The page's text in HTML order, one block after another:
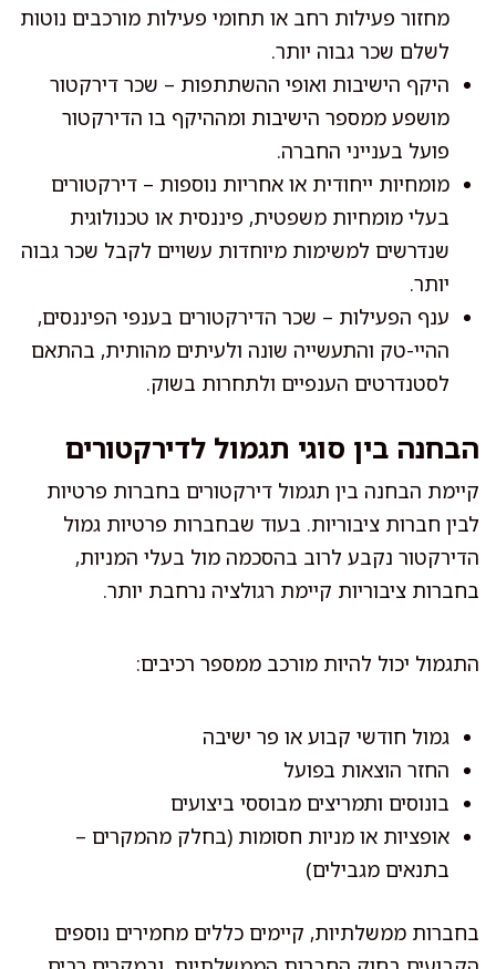
מחזור פעילות רחב או תחומי פעילות מורכבים נוטות
לשלם שכר גבוה יותר.
היקף הישיבות ואופי ההשתתפות – שכר דירקטור
מושפע ממספר הישיבות ומההיקף בו הדירקטור
פועל בענייני החברה.
מומחיות ייחודית או אחריות נוספות – דירקטורים
בעלי מומחיות משפטית, פיננסית או טכנולוגית
שנדרשים למשימות מיוחדות עשויים לקבל שכר גבוה
יותר.
ענף הפעילות – שכר הדירקטורים בענפי הפיננסים,
ההיי-טק והתעשייה שונה ולעיתים מהותית, בהתאם
לסטנדרטים הענפיים ולתחרות בשוק.
הבחנה בין סוגי תגמול לדירקטורים
קיימת הבחנה בין תגמול דירקטורים בחברות פרטיות
לבין חברות ציבוריות. בעוד שבחברות פרטיות גמול
הדירקטור נקבע לרוב בהסכמה מול בעלי המניות,
בחברות ציבוריות קיימת רגולציה נרחבת יותר.
התגמול יכול להיות מורכב ממספר רכיבים:
גמול חודשי קבוע או פר ישיבה
החזר הוצאות בפועל
בונוסים ותמריצים מבוססי ביצועים
אופציות או מניות חסומות (בחלק מהמקרים –
בתנאים מגבילים)
בחברות ממשלתיות, קיימים כללים מחמירים נוספים